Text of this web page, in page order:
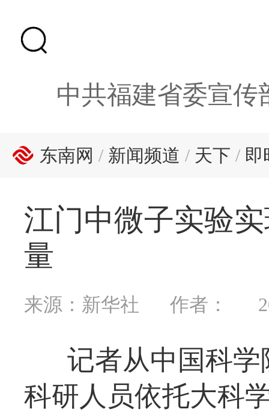
中共福建省委宣传
东南网 / 新闻频道 / 天下 / 即
江门中微子实验
量
来源：新华社 作者：
记者从中国科
科研人员依托大科